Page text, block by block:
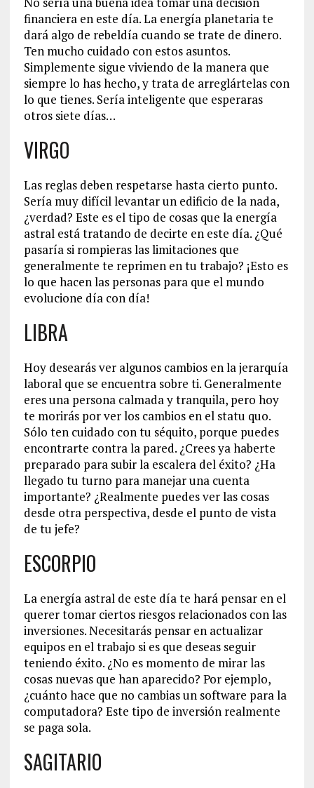
financiera en este día. La energía planetaria te
dará algo de rebeldía cuando se trate de dinero.
Ten mucho cuidado con estos asuntos.
Simplemente sigue viviendo de la manera que
siempre lo has hecho, y trata de arreglártelas con
lo que tienes. Sería inteligente que esperaras
otros siete días…
VIRGO
Las reglas deben respetarse hasta cierto punto.
Sería muy difícil levantar un edificio de la nada,
¿verdad? Este es el tipo de cosas que la energía
astral está tratando de decirte en este día. ¿Qué
pasaría si rompieras las limitaciones que
generalmente te reprimen en tu trabajo? ¡Esto es
lo que hacen las personas para que el mundo
evolucione día con día!
LIBRA
Hoy desearás ver algunos cambios en la jerarquía
laboral que se encuentra sobre ti. Generalmente
eres una persona calmada y tranquila, pero hoy
te morirás por ver los cambios en el statu quo.
Sólo ten cuidado con tu séquito, porque puedes
encontrarte contra la pared. ¿Crees ya haberte
preparado para subir la escalera del éxito? ¿Ha
llegado tu turno para manejar una cuenta
importante? ¿Realmente puedes ver las cosas
desde otra perspectiva, desde el punto de vista
de tu jefe?
ESCORPIO
La energía astral de este día te hará pensar en el
querer tomar ciertos riesgos relacionados con las
inversiones. Necesitarás pensar en actualizar
equipos en el trabajo si es que deseas seguir
teniendo éxito. ¿No es momento de mirar las
cosas nuevas que han aparecido? Por ejemplo,
¿cuánto hace que no cambias un software para la
computadora? Este tipo de inversión realmente
se paga sola.
SAGITARIO